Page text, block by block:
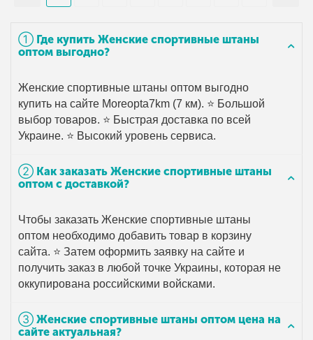
➀ Где купить Женские спортивные штаны
оптом выгодно?
Женские спортивные штаны оптом выгодно
купить на сайте Moreopta7km (7 км). ⭐ Большой
выбор товаров. ⭐ Быстрая доставка по всей
Украине. ⭐ Высокий уровень сервиса.
➁ Как заказать Женские спортивные штаны
оптом с доставкой?
Чтобы заказать Женские спортивные штаны
оптом необходимо добавить товар в корзину
сайта. ⭐ Затем оформить заявку на сайте и
получить заказ в любой точке Украины, которая не
оккупирована российскими войсками.
➂ Женские спортивные штаны оптом цена на
сайте актуальная?